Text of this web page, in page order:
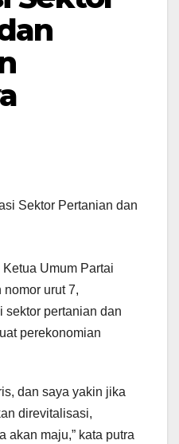
Umum Partai
nomor urut 7,
sektor pertanian dan
perekonomian
dan saya yakin jika
direvitalisasi,
akan maju,” kata putra